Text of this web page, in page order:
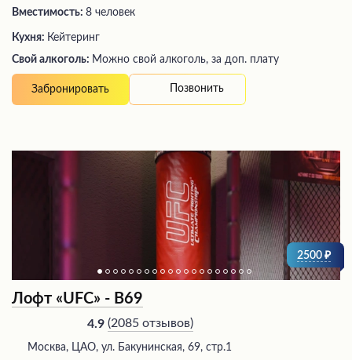
Вместимость: 8 человек
Кухня: Кейтеринг
Свой алкоголь: Можно свой алкоголь, за доп. плату
Забронировать Позвонить
2500
Лофт «UFC» - В69
4.9 (2085 отзывов)
Москва, ЦАО, ул. Бакунинская, 69, стр.1